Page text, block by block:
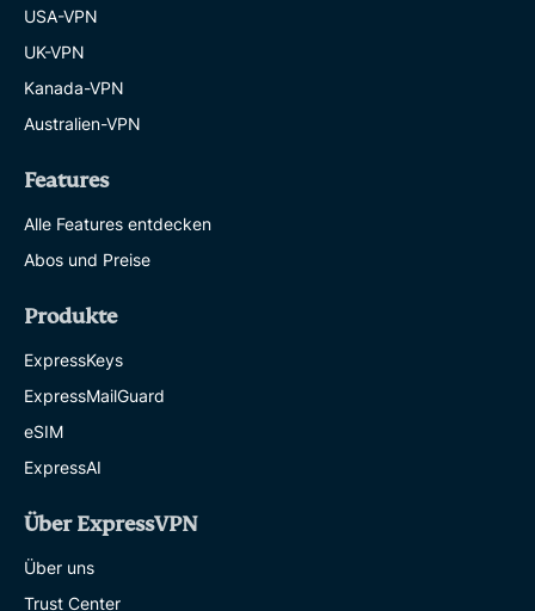
USA-VPN
UK-VPN
Kanada-VPN
Australien-VPN
Features
Alle Features entdecken
Abos und Preise
Produkte
ExpressKeys
ExpressMailGuard
eSIM
ExpressAI
Über ExpressVPN
Über uns
Trust Center